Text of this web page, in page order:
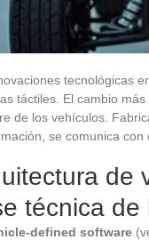
tecnológicas
táctiles. El cambio
de los vehículos.
se comunica
de
técnica de
defined software